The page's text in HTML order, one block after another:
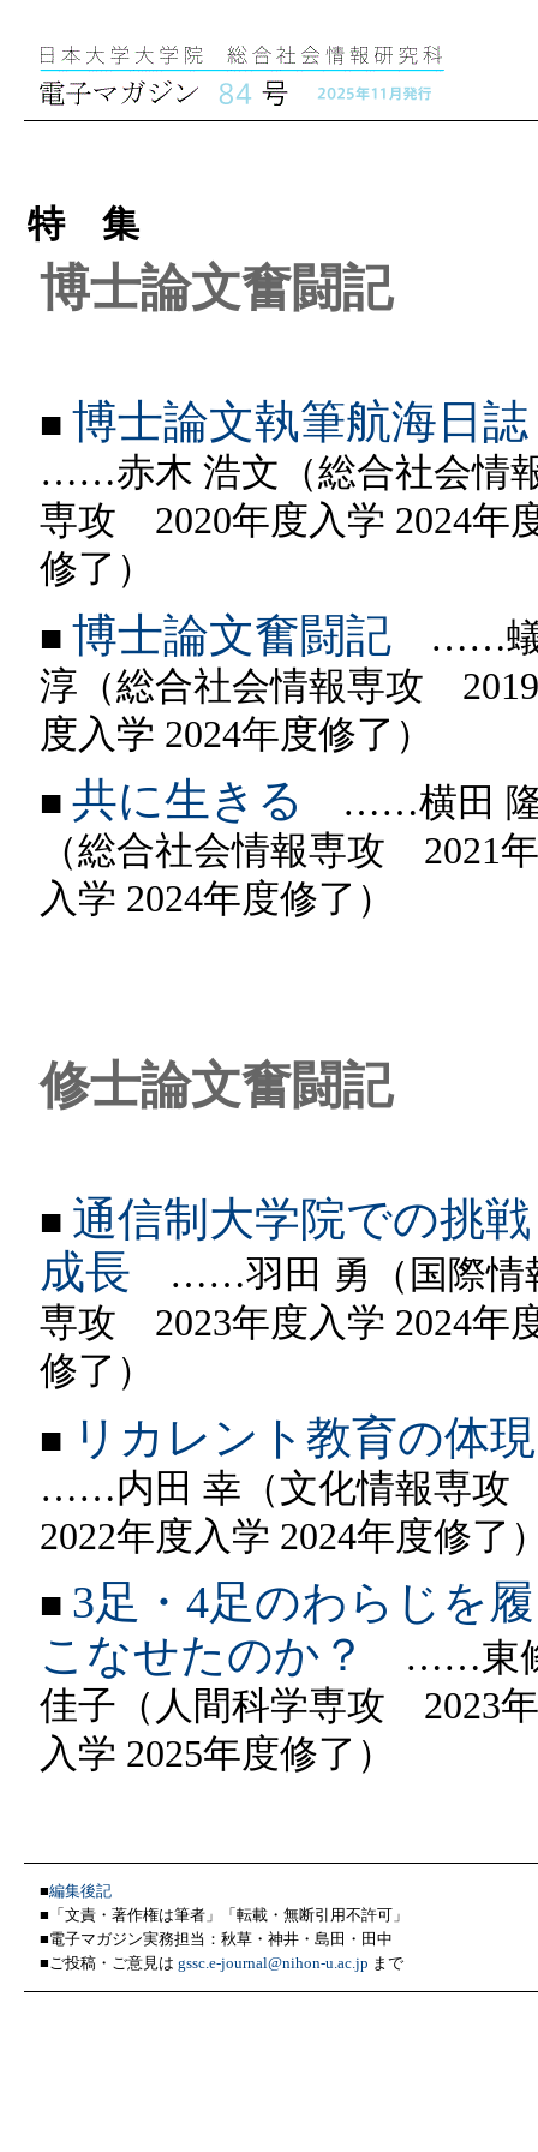
特 集
博士論文奮闘記
■ 博士論文執筆航海日誌
……赤木 浩文（総合社会情
専攻 2020年度入学 2024年
修了）
■ 博士論文奮闘記 ……蟻
淳（総合社会情報専攻
度入学 2024年度修了）
■ 共に生きる
……横田
（総合社会情報専攻 2021
入学 2024年度修了）
修士論文奮闘記
■ 通信制大学院での挑
成長 ……羽田 勇（国際情
専攻 2023年度入学 2024年
修了）
■ リカレント教育の体現
……内田 幸（文化情報専
2022年度入学 2024年度修了
■ 3足・4足のわらじを
こなせたのか？
……東
佳子（人間科学専攻 2023
入学 2025年度修了）
■編集後記
■「文責・著作権は筆者」「転載・無断引用不許可」
■電子マガジン実務担当：秋草・神井・島田・田中
■ご投稿・ご意見は gssc.e-journal@nihon-u.ac.jp まで